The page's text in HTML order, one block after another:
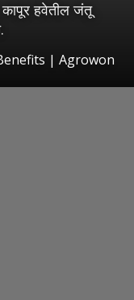
कापूर हवेतील जंतू
| Agrowon